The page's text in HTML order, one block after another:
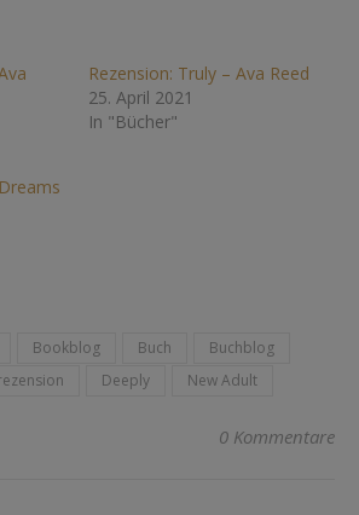
Rezension: Truly – Ava Reed
25. April 2021
In "Bücher"
Bookblog Buch
Buchblog
Deeply New Adult
0 Kommentare